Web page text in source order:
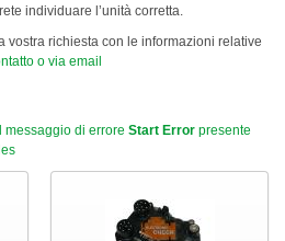
individuare l’unità corretta.
vostra richiesta con le informazioni relative
o via email
messaggio di errore Start Error presente